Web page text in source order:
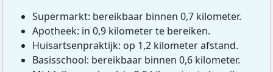
Supermarkt: bereikbaar binnen 0,7 kilometer.
Apotheek: in 0,9 kilometer te bereiken.
Huisartsenpraktijk: op 1,2 kilometer afstand.
Basisschool: bereikbaar binnen 0,6 kilometer.